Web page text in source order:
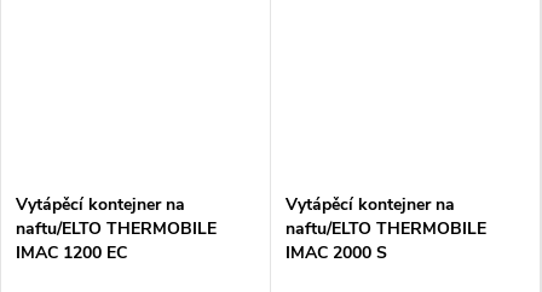
Vytápěcí kontejner na
naftu/ELTO THERMOBILE
IMAC 1200 EC
Vytápěcí kontejner na
naftu/ELTO THERMOBILE
IMAC 2000 S